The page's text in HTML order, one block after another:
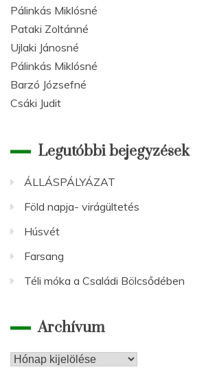
Pálinkás Miklósné
Pataki Zoltánné
Ujlaki Jánosné
Pálinkás Miklósné
Barzó Józsefné
Csáki Judit
Legutóbbi bejegyzések
ÁLLÁSPÁLYÁZAT
Föld napja- virágültetés
Húsvét
Farsang
Téli móka a Családi Bölcsődében
Archívum
Archívum